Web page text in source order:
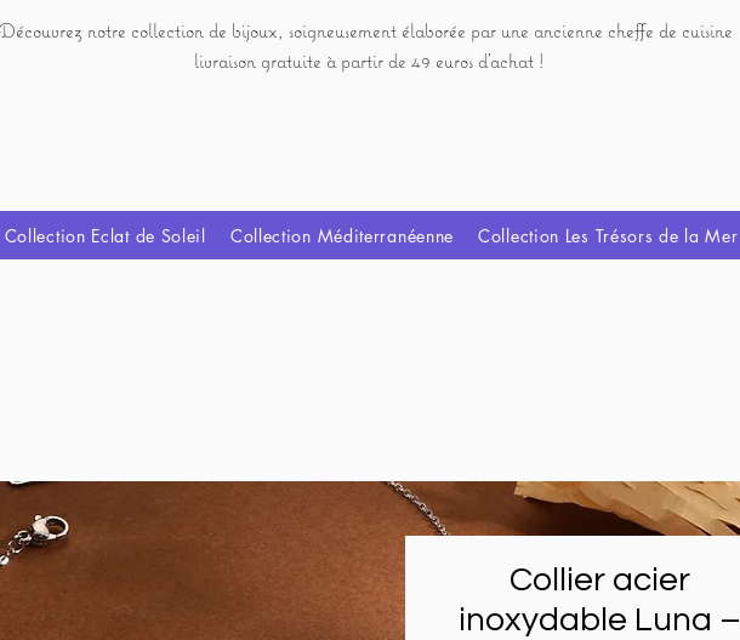
Découvrez notre collection de bijoux, soigneusement élaborée par une ancienne cheffe de cuisine
livraison gratuite à partir de 49 euros d'achat !
Collection Eclat de Soleil Collection Méditerranéenne Collection Les Trésors de la Mer
Collier acier
inoxydable Luna –